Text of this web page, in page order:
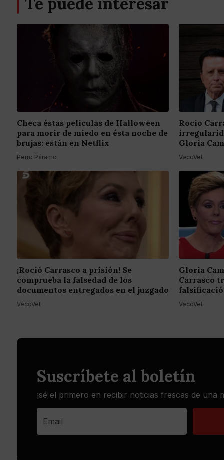
Checa éstas películas de Halloween
para morir de miedo en ésta noche de
brujas: están en Netflix
Perro Páramo
Rocío
Gloria
VecoVet
¡Roció Carrasco a prisión! Se
comprueba la falsedad de los
documentos entregados en el juzgado
VecoVet
Gloria
Carrasco
VecoVet
Suscríbete al boletín
¡sé el primero en recibir noticias frescas de una